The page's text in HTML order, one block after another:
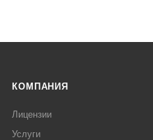
КОМПАНИЯ
Лицензии
Услуги